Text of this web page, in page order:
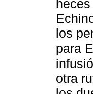
los
para
otra